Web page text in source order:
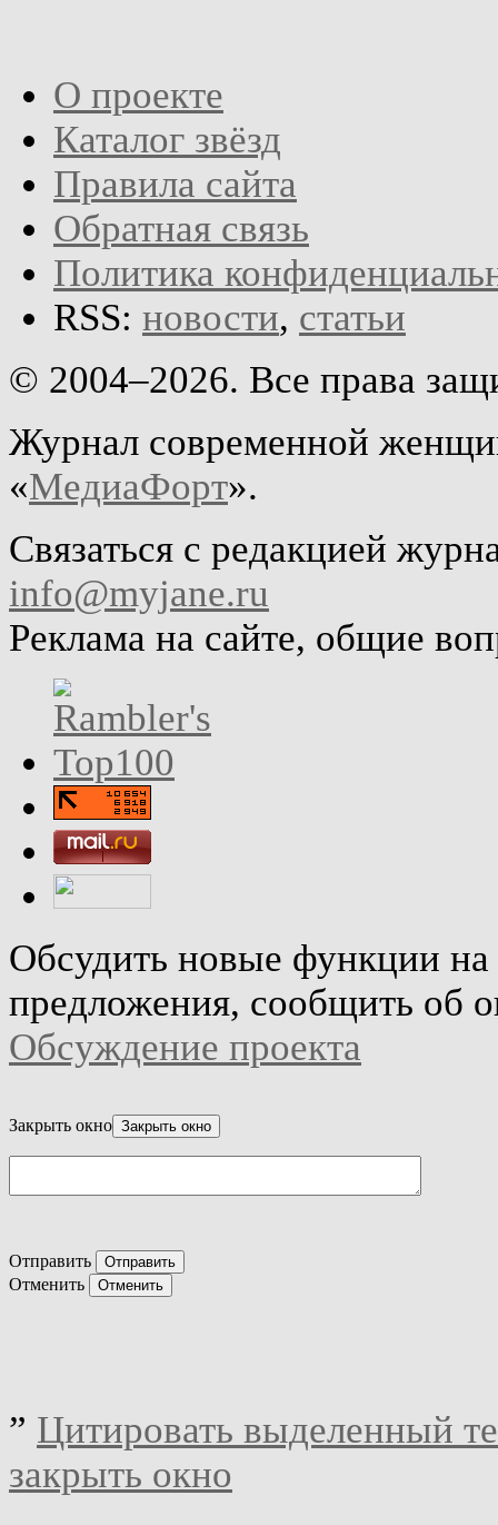
О проекте
Каталог звёзд
Правила сайта
Обратная связь
Политика
RSS: новости, статьи
© 2004–2026. Все права
Журнал современной
«МедиаФорт».
Связаться с редакцией
info@myjane.ru
Реклама на сайте, общие
Обсудить новые функции на
предложения, сообщить об
Обсуждение проекта
Закрыть окно
Отправить
Отменить
” Цитировать выделенный
закрыть окно